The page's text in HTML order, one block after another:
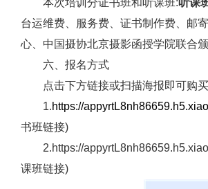
本次培训分证书班和听课班:听课
台运维费、服务费、证书制作费、邮
心、中国摄协北京摄影函授学院联合颁
六、报名方式
点击下方链接或扫描海报即可购
1.https://
书班链接)
2.https://
课班链接)